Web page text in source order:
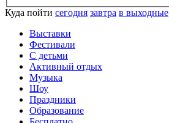
Куда пойти сегодня завтра в выходные
Выставки
Фестивали
С детьми
Активный отдых
Музыка
Шоу
Праздники
Образование